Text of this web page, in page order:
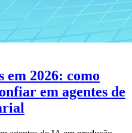
2026: como
em agentes de